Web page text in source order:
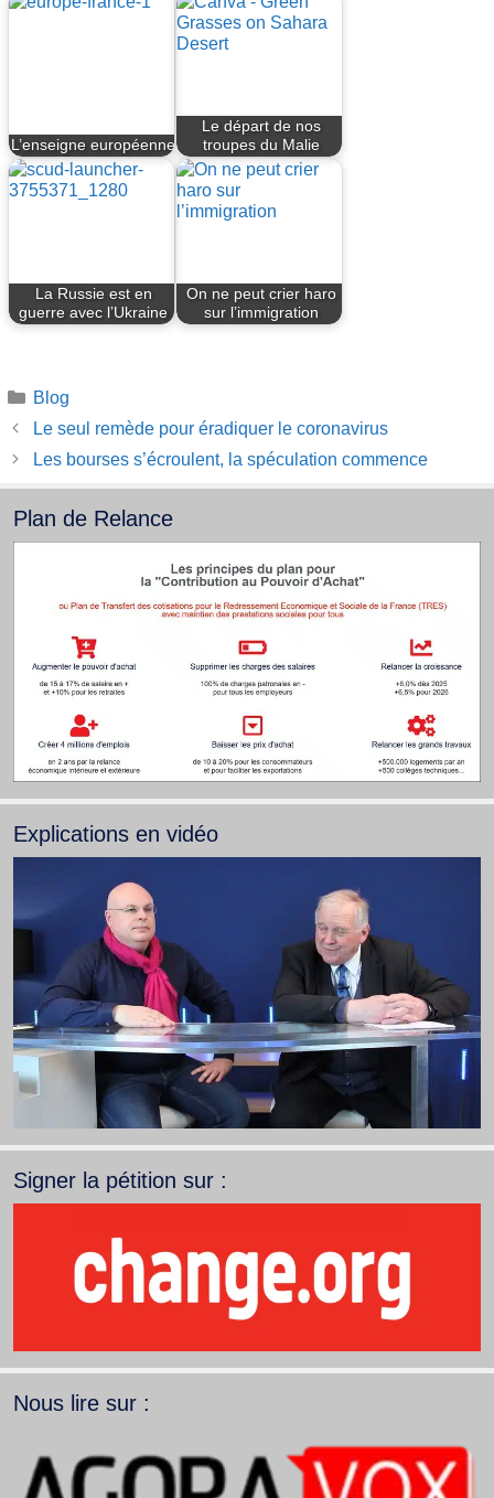
L’enseigne européenne
Le départ de nos
troupes du Malie
La Russie est en
guerre avec l’Ukraine
On ne peut crier haro
sur l’immigration
Catégories
Blog
Le seul remède pour éradiquer le coronavirus
Les bourses s’écroulent, la spéculation commence
Plan de Relance
Explications en vidéo
Signer la pétition sur :
Nous lire sur :